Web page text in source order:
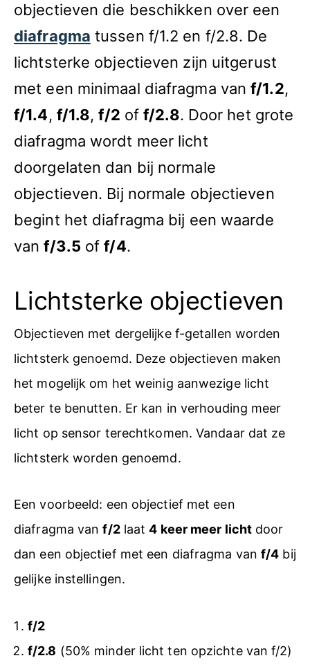
objectieven die beschikken over een
diafragma tussen f/1.2 en f/2.8. De
lichtsterke objectieven zijn uitgerust
met een minimaal diafragma vanf/1.2,
f/1.4, f/1.8,f/2 off/2.8. Door het grote
diafragma wordt meer licht
doorgelaten dan bij normale
objectieven. Bij normale objectieven
begint het diafragma bij een waarde
vanf/3.5 off/4.
Lichtsterke objectieven
Objectieven met dergelijke f-getallen worden
lichtsterk genoemd. Deze objectieven maken
het mogelijk om het weinig aanwezige licht
beter te benutten. Er kan in verhouding meer
licht op sensor terechtkomen. Vandaar dat ze
lichtsterk worden genoemd.
Een voorbeeld: een objectief met een
diafragma vanf/2laat4 keer meer licht door
dan een objectief met een diafragma vanf/4 bij
gelijke instellingen.
f/2
f/2.8 (50% minder licht ten opzichte van f/2)